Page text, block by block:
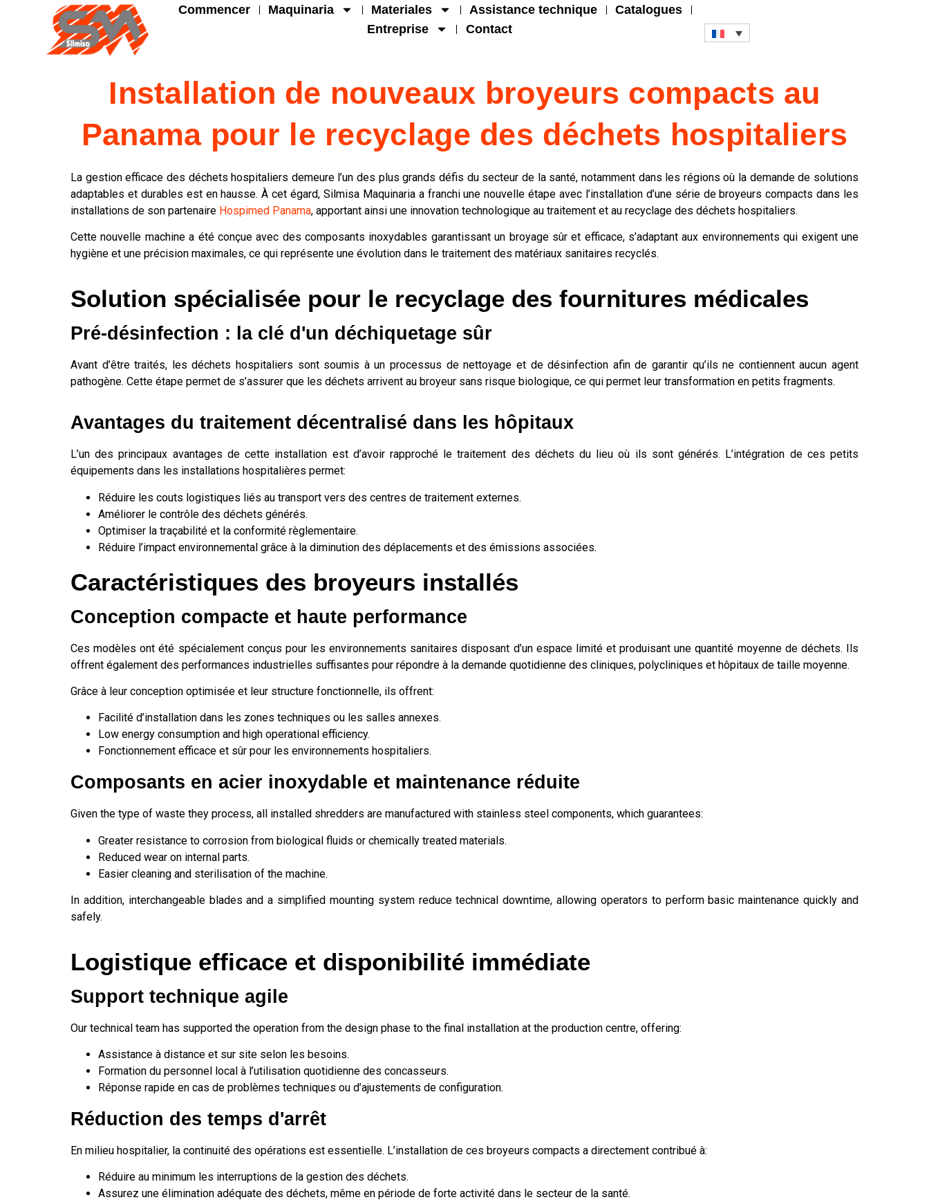
Commencer Maquinaria Materiales Assistance technique
Catalogues
Entreprise
Contact
Installation de nouveaux broyeurs compacts au
Panama pour le recyclage des déchets hospitaliers
La gestion efficace des déchets hospitaliers demeure l’un des plus grands défis du secteur de la santé, notamment dans les régions où la demande de solutions
adaptables et durables est en hausse. À cet égard, Silmisa Maquinaria a franchi une nouvelle étape avec l’installation d’une série de broyeurs compacts dans les
installations de son partenaire Hospimed Panama, apportant ainsi une innovation technologique au traitement et au recyclage des déchets hospitaliers.
Cette nouvelle machine a été conçue avec des composants inoxydables garantissant un broyage sûr et efficace, s’adaptant aux environnements qui exigent une
hygiène et une précision maximales, ce qui représente une évolution dans le traitement des matériaux sanitaires recyclés.
Solution spécialisée pour le recyclage des fournitures médicales
Pré-désinfection : la clé d'un déchiquetage sûr
Avant d’être traités, les déchets hospitaliers sont soumis à un processus de nettoyage et de désinfection afin de garantir qu’ils ne contiennent aucun agent
pathogène. Cette étape permet de s’assurer que les déchets arrivent au broyeur sans risque biologique, ce qui permet leur transformation en petits fragments.
Avantages du traitement décentralisé dans les hôpitaux
L’un des principaux avantages de cette installation est d’avoir rapproché le traitement des déchets du lieu où ils sont générés. L’intégration de ces petits
équipements dans les installations hospitalières permet:
Réduire les couts logistiques liés au transport vers des centres de traitement externes.
Améliorer le contrôle des déchets générés.
Optimiser la traçabilité et la conformité règlementaire.
Réduire l’impact environnemental grâce à la diminution des déplacements et des émissions associées.
Caractéristiques des broyeurs installés
Conception compacte et haute performance
Ces modèles ont été spécialement conçus pour les environnements sanitaires disposant d’un espace limité et produisant une quantité moyenne de déchets. Ils
offrent également des performances industrielles suffisantes pour répondre à la demande quotidienne des cliniques, polycliniques et hôpitaux de taille moyenne.
Grâce à leur conception optimisée et leur structure fonctionnelle, ils offrent:
Facilité d’installation dans les zones techniques ou les salles annexes.
Low energy consumption and high operational efficiency.
Fonctionnement efficace et sûr pour les environnements hospitaliers.
Composants en acier inoxydable et maintenance réduite
Given the type of waste they process, all installed shredders are manufactured with stainless steel components, which guarantees:
Greater resistance to corrosion from biological fluids or chemically treated materials.
Reduced wear on internal parts.
Easier cleaning and sterilisation of the machine.
In addition, interchangeable blades and a simplified mounting system reduce technical downtime, allowing operators to perform basic maintenance quickly and
safely.
Logistique efficace et disponibilité immédiate
Support technique agile
Our technical team has supported the operation from the design phase to the final installation at the production centre, offering:
Assistance à distance et sur site selon les besoins.
Formation du personnel local à l’utilisation quotidienne des concasseurs.
Réponse rapide en cas de problèmes techniques ou d’ajustements de configuration.
Réduction des temps d'arrêt
En milieu hospitalier, la continuité des opérations est essentielle. L’installation de ces broyeurs compacts a directement contribué à:
Réduire au minimum les interruptions de la gestion des déchets.
Assurez une élimination adéquate des déchets, même en période de forte activité dans le secteur de la santé.